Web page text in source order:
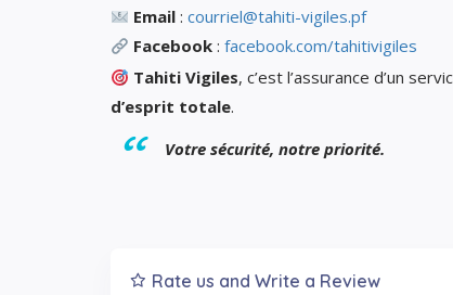
Email :courriel@tahiti-vigiles.pf
Facebook :facebook.com/tahitivigiles
Tahiti Vigiles, c’est l’assurance d’un
d’esprit totale.
Votre sécurité, notre priorité.
Rate us and Write a Review